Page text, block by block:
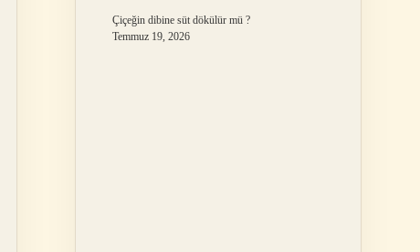
Çiçeğin dibine süt dökülür mü ?
Temmuz 19, 2026